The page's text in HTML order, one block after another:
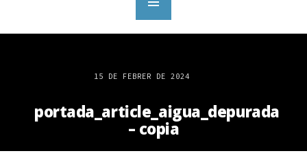
15 DE FEBRER DE 2024
portada_article_aigua_depurada
– copia